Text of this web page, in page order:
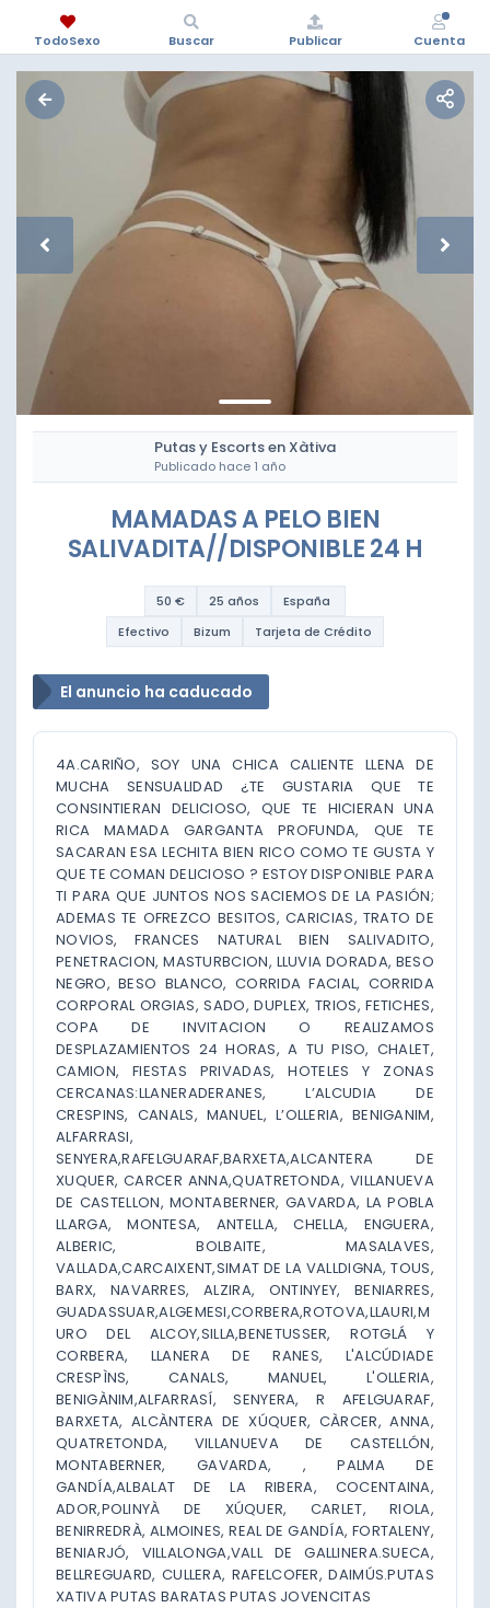
Putas y Escorts en Xàtiva
Publicado hace 1 año
MAMADAS A PELO BIEN
SALIVADITA//DISPONIBLE 24 H
50 € 25 años
España
Efectivo
Bizum Tarjeta de Crédito
El anuncio ha caducado
4A.CARIÑO, SOY UNA CHICA CALIENTE LLENA DE
MUCHA SENSUALIDAD ¿TE GUSTARIA QUE TE
CONSINTIERAN DELICIOSO, QUE TE HICIERAN UNA
RICA MAMADA GARGANTA PROFUNDA, QUE TE
SACARAN ESA LECHITA BIEN RICO COMO TE GUSTA Y
QUE TE COMAN DELICIOSO ? ESTOY DISPONIBLE PARA
TI PARA QUE JUNTOS NOS SACIEMOS DE LA PASIÓN;
ADEMAS TE OFREZCO BESITOS, CARICIAS, TRATO DE
NOVIOS, FRANCES NATURAL BIEN SALIVADITO,
PENETRACION, MASTURBCION, LLUVIA DORADA, BESO
NEGRO, BESO BLANCO, CORRIDA FACIAL, CORRIDA
CORPORAL ORGIAS, SADO, DUPLEX, TRIOS, FETICHES,
COPA DE INVITACION O REALIZAMOS
DESPLAZAMIENTOS 24 HORAS, A TU PISO, CHALET,
CAMION, FIESTAS PRIVADAS, HOTELES Y ZONAS
CERCANAS:LLANERADERANES, L’ALCUDIA DE
CRESPINS, CANALS, MANUEL, L’OLLERIA, BENIGANIM,
ALFARRASI,
SENYERA,RAFELGUARAF,BARXETA,ALCANTERA DE
XUQUER, CARCER ANNA,QUATRETONDA, VILLANUEVA
DE CASTELLON, MONTABERNER, GAVARDA, LA POBLA
LLARGA, MONTESA, ANTELLA, CHELLA, ENGUERA,
ALBERIC, BOLBAITE, MASALAVES,
VALLADA,CARCAIXENT,SIMAT DE LA VALLDIGNA, TOUS,
BARX, NAVARRES, ALZIRA, ONTINYEY, BENIARRES,
GUADASSUAR,ALGEMESI,CORBERA,ROTOVA,LLAURI,M
URO DEL ALCOY,SILLA,BENETUSSER, ROTGLÁ Y
CORBERA, LLANERA DE RANES, L'ALCÚDIADE
CRESPÌNS, CANALS, MANUEL, L'OLLERIA,
BENIGÀNIM,ALFARRASÍ, SENYERA, R AFELGUARAF,
BARXETA, ALCÀNTERA DE XÚQUER, CÀRCER, ANNA,
QUATRETONDA, VILLANUEVA DE CASTELLÓN,
MONTABERNER, GAVARDA, , PALMA DE
GANDÍA,ALBALAT DE LA RIBERA, COCENTAINA,
ADOR,POLINYÀ DE XÚQUER, CARLET, RIOLA,
BENIRREDRÀ, ALMOINES, REAL DE GANDÍA, FORTALENY,
BENIARJÓ, VILLALONGA,VALL DE GALLINERA.SUECA,
BELLREGUARD, CULLERA, RAFELCOFER, DAIMÚS.PUTAS
XATIVA PUTAS BARATAS PUTAS JOVENCITAS
TodoSexo Buscar Publicar Cuenta